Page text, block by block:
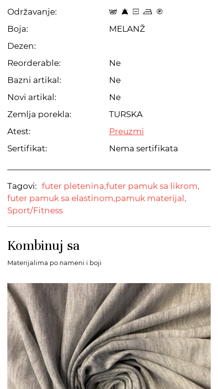
Održavanje:
t 8 a p C
Boja:
MELANŽ
Dezen:
Reorderable:
Ne
Bazni artikal:
Ne
Novi artikal:
Ne
Zemlja porekla:
TURSKA
Atest:
Preuzmi
Sertifikat:
Nema sertifikata
Tagovi: futer pletenina,futer pamuk sa likrom,
futer pamuk sa elastinom,pamuk materijal,
Sport/Fitness
Kombinuj sa
Materijalima po nameni i boji